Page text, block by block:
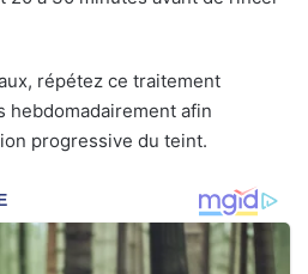
répétez ce traitement
hebdomadairement afin
progressive du teint.